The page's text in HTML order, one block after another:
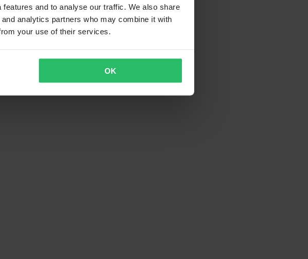
and to analyse our traffic. We also share
analytics partners who may combine it with
your use of their services.
OK